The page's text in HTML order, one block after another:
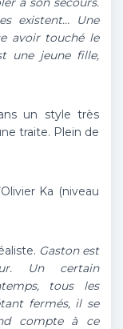
existent… Une
avoir touché le
une jeune fille,
un style très
traite. Plein de
Ka (niveau
Gaston est
Un certain
tous les
fermés, il se
compte à ce